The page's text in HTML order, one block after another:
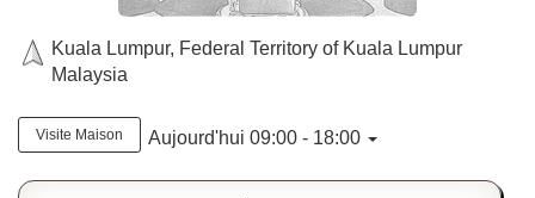
Kuala Lumpur, Federal Territory of Kuala Lumpur
Malaysia
Visite Maison Aujourd'hui 09:00 - 18:00